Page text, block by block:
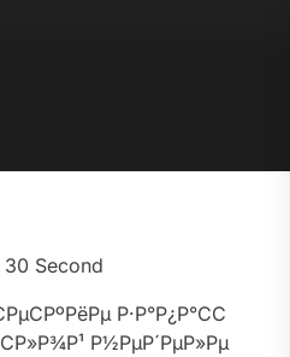
30 Second
Р·Р°Р¿Р°СС
Р½РµР´РµР»Рµ